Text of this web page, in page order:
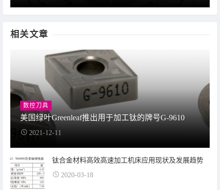
相关文章
数控刀具
美国绿叶Greenleaf推出用于加工钛的牌号G-9610
2021-12-11
钛合金材料高效高速加工机床应用现状及发展趋势
2020-03-18